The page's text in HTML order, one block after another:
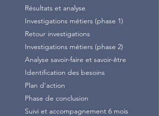
Résultats et analyse
Investigations métiers (phase 1)
Retour investigations
Investigations métiers (phase 2)
Analyse savoir-faire et savoir-être
Identification des besoins
Plan d'action
Phase de conclusion
Suivi et accompagnement 6 mois